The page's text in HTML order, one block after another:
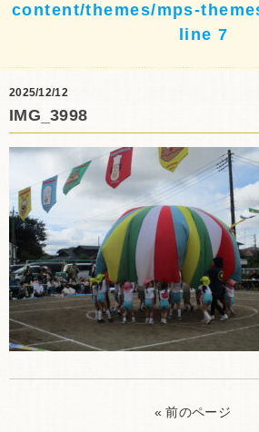
content/themes/mps-
line 7
2025/12/12
IMG_3998
« 前のページ